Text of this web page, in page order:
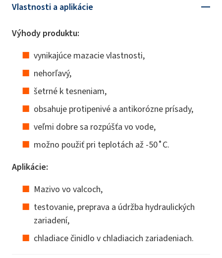
Vlastnosti a aplikácie
Výhody produktu:
vynikajúce mazacie vlastnosti,
nehorľavý,
šetrné k tesneniam,
obsahuje protipenivé a antikorózne prísady,
veľmi dobre sa rozpúšťa vo vode,
možno použiť pri teplotách až -50˚C.
Aplikácie:
Mazivo vo valcoch,
testovanie, preprava a údržba hydraulických
zariadení,
chladiace činidlo v chladiacich zariadeniach.